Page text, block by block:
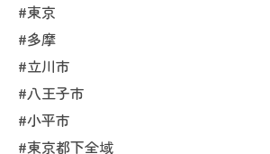
#東京
#多摩
#立川市
#八王子市
#小平市
#東京都下全域